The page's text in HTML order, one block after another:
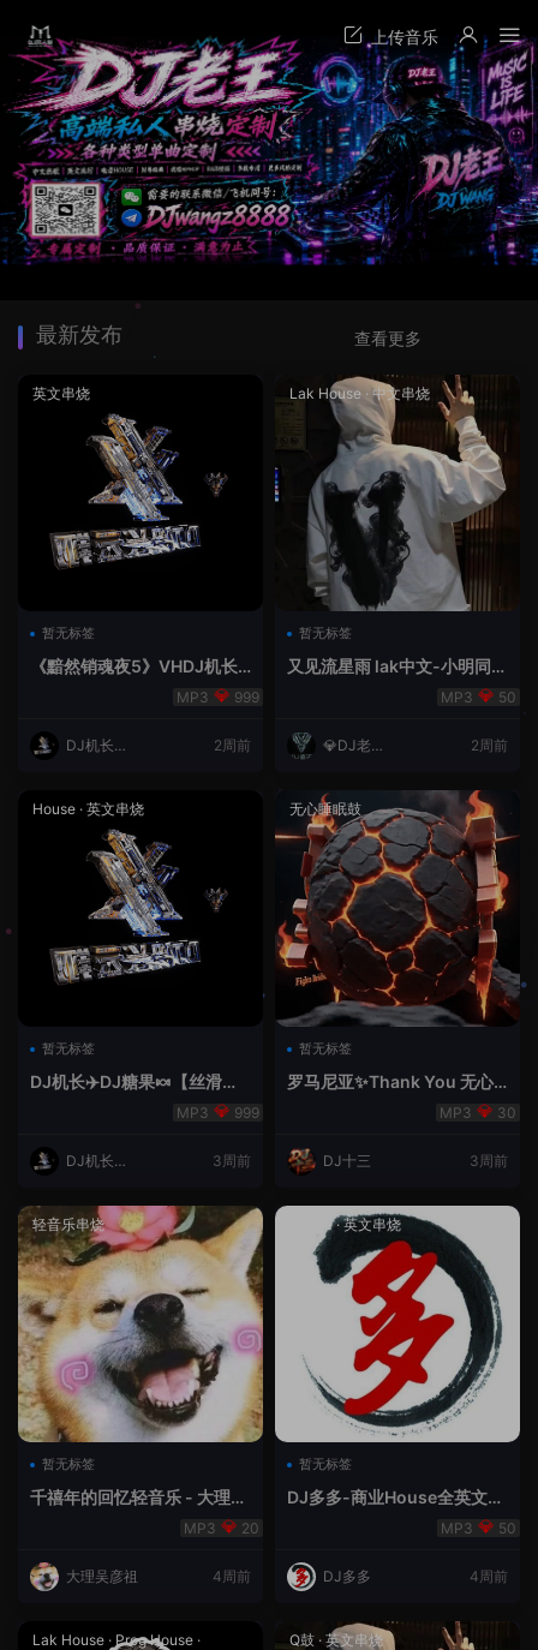
最新发布
英文串烧
暂无标签
《黯然销魂夜5》VHDJ机长
999
DJ机长云
2周前
Lak House · 中文串烧
暂无标签
又见流星雨 lak中文-小明同学
50
💎DJ老王
2周前
House · 英文串烧
暂无标签
DJ机长✈️DJ糖果🍬【丝滑之
夜5】House摇摆节奏✈️纯净999
DJ机长云
3周前
无心睡眠鼓
暂无标签
罗马尼亚✨Thank You 无心
30
DJ十三 3周前
轻音乐串烧
暂无标签
千禧年的回忆轻音乐 - 大理吴
20
大理吴彦祖 4周前
House·英文串烧
暂无标签
DJ多多-商业House全英文经
50
DJ多多 4周前
Lak House · Prog House ·
Q鼓 · 英文串烧
查看更多